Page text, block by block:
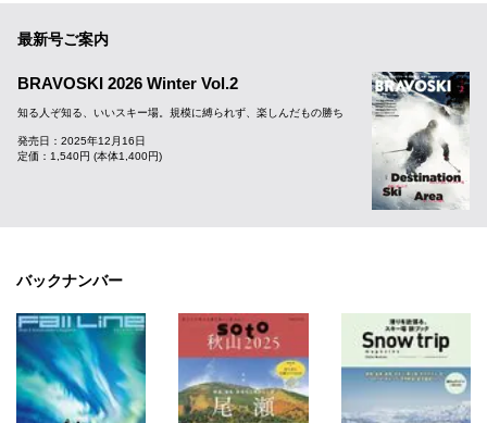
最新号ご案内
BRAVOSKI 2026 Winter Vol.2
知る人ぞ知る、いいスキー場。規模に縛られず、楽しんだもの勝ち
発売日：2025年12月16日
定価：1,540円 (本体1,400円)
バックナンバー